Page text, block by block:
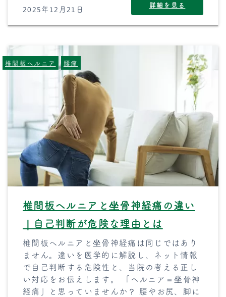
2025年12月21日 詳細を見る
椎間板ヘルニアと坐骨神経痛の違い
｜自己判断が危険な理由とは
椎間板ヘルニアと坐骨神経痛は同じではあり
ません。違いを医学的に解説し、ネット情報
で自己判断する危険性と、当院の考える正し
い対応をお伝えします。 「ヘルニア＝坐骨神
経痛」と思っていませんか？ 腰やお尻、脚に
椎間板ヘルニア 腰痛